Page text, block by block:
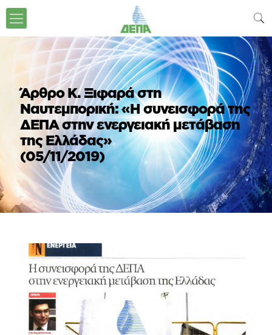
Άρθρο Κ. Ξιφαρά στη
Ναυτεμπορική: «Η συνεισφορά της
ΔΕΠΑ στην ενεργειακή μετάβαση
της Ελλάδας»
(05/11/2019)